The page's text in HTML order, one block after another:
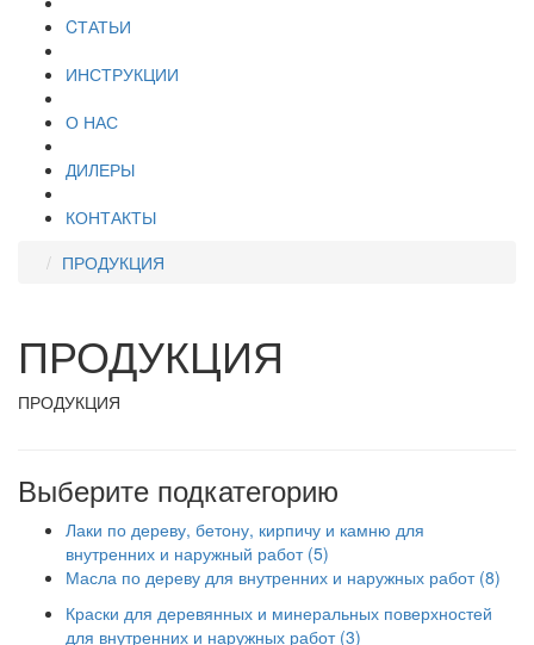
CТАТЬИ
ИНСТРУКЦИИ
О НАС
ДИЛЕРЫ
КОНТАКТЫ
ПРОДУКЦИЯ
ПРОДУКЦИЯ
ПРОДУКЦИЯ
Выберите подкатегорию
Лаки по дереву, бетону, кирпичу и камню для
внутренних и наружный работ (5)
Масла по дереву для внутренних и наружных работ (8)
Краски для деревянных и минеральных поверхностей
для внутренних и наружных работ (3)